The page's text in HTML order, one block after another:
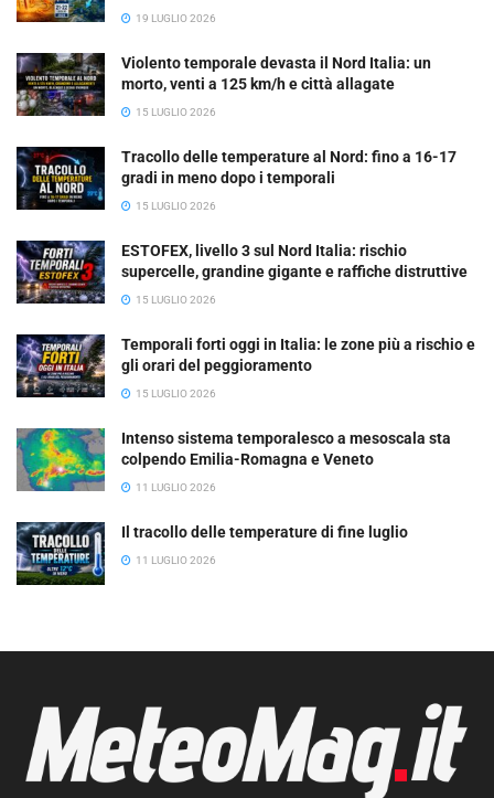
19 LUGLIO 2026
Violento temporale devasta il Nord Italia: un
morto, venti a 125 km/h e città allagate
15 LUGLIO 2026
Tracollo delle temperature al Nord: fino a 16-17
gradi in meno dopo i temporali
15 LUGLIO 2026
ESTOFEX, livello 3 sul Nord Italia: rischio
supercelle, grandine gigante e raffiche distruttive
15 LUGLIO 2026
Temporali forti oggi in Italia: le zone più a rischio e
gli orari del peggioramento
15 LUGLIO 2026
Intenso sistema temporalesco a mesoscala sta
colpendo Emilia-Romagna e Veneto
11 LUGLIO 2026
Il tracollo delle temperature di fine luglio
11 LUGLIO 2026